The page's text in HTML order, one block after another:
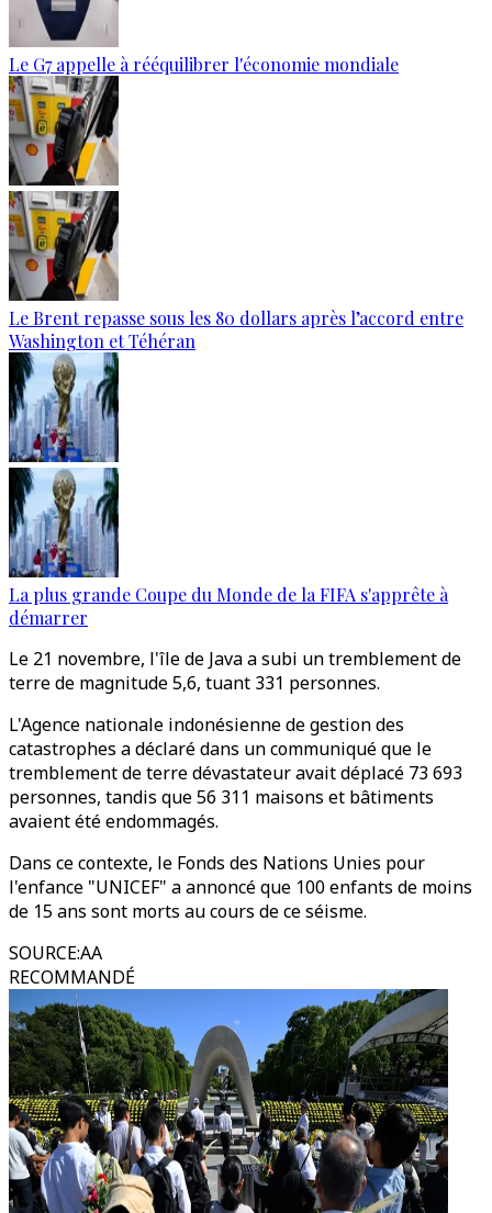
Le G7 appelle à rééquilibrer l'économie mondiale
Le Brent repasse sous les 80 dollars après l’accord entre
Washington et Téhéran
La plus grande Coupe du Monde de la FIFA s'apprête à
démarrer
Le 21 novembre, l'île de Java a subi un tremblement de
terre de magnitude 5,6, tuant 331 personnes.
L'Agence nationale indonésienne de gestion des
catastrophes a déclaré dans un communiqué que le
tremblement de terre dévastateur avait déplacé 73 693
personnes, tandis que 56 311 maisons et bâtiments
avaient été endommagés.
Dans ce contexte, le Fonds des Nations Unies pour
l'enfance "UNICEF" a annoncé que 100 enfants de moins
de 15 ans sont morts au cours de ce séisme.
SOURCE:AA
RECOMMANDÉ